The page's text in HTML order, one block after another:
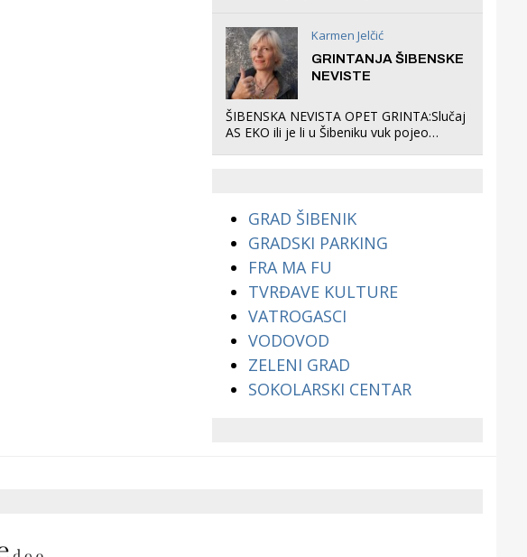
što oni rade u Šibeniku ne postoji
Karmen Jelčić
GRINTANJA ŠIBENSKE
NEVISTE
ŠIBENSKA NEVISTA OPET GRINTA:Slučaj
AS EKO ili je li u Šibeniku vuk pojeo
GRAD ŠIBENIK
GRADSKI PARKING
FRA MA FU
TVRĐAVE KULTURE
VATROGASCI
VODOVOD
ZELENI GRAD
SOKOLARSKI CENTAR